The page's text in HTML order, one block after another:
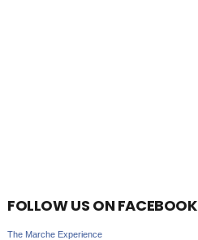
FOLLOW US ON FACEBOOK
The Marche Experience